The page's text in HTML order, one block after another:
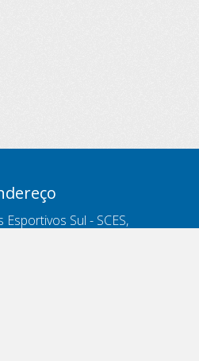
Sul - SCES,